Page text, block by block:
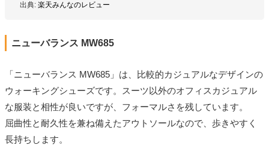
出典: 楽天みんなのレビュー
ニューバランス MW685
「ニューバランス MW685」は、比較的カジュアルなデザインの
ウォーキングシューズです。スーツ以外のオフィスカジュアル
な服装と相性が良いですが、フォーマルさを残しています。
屈曲性と耐久性を兼ね備えたアウトソールなので、歩きやすく
長持ちします。